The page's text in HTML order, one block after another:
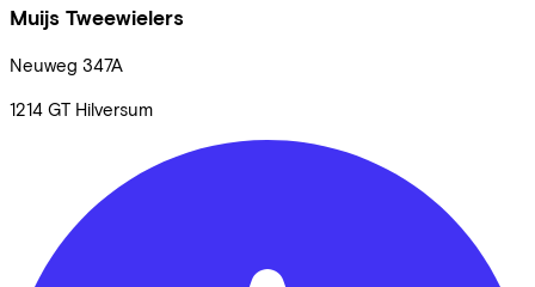
Muijs Tweewielers
Neuweg 347A
1214 GT Hilversum